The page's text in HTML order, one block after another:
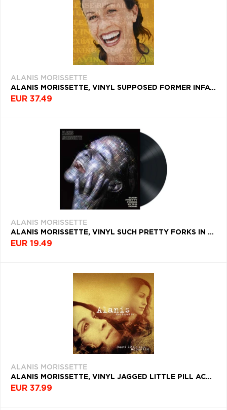
ALANIS MORISSETTE
ALANIS MORISSETTE, VINYL SUPPOSED FORMER INFATUATION JUNKIE (THANK U EDITION) (25TH ANNIVERSARY EDITION)
EUR 37.49
ALANIS MORISSETTE
ALANIS MORISSETTE, VINYL SUCH PRETTY FORKS IN THE ROAD
EUR 19.49
ALANIS MORISSETTE
ALANIS MORISSETTE, VINYL JAGGED LITTLE PILL ACOUSTIC
EUR 37.99